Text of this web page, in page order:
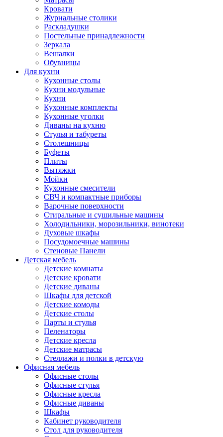
Кровати
Журнальные столики
Раскладушки
Постельные принадлежности
Зеркала
Вешалки
Обувницы
Для кухни
Кухонные столы
Кухни модульные
Кухни
Кухонные комплекты
Кухонные уголки
Диваны на кухню
Стулья и табуреты
Столешницы
Буфеты
Плиты
Вытяжки
Мойки
Кухонные смесители
СВЧ и компактные приборы
Варочные поверхности
Стиральные и сушильные машины
Холодильники, морозильники, винотеки
Духовые шкафы
Посудомоечные машины
Стеновые Панели
Детская мебель
Детские комнаты
Детские кровати
Детские диваны
Шкафы для детской
Детские комоды
Детские столы
Парты и стулья
Пеленаторы
Детские кресла
Детские матрасы
Стеллажи и полки в детскую
Офисная мебель
Офисные столы
Офисные стулья
Офисные кресла
Офисные диваны
Шкафы
Кабинет руководителя
Стол для руководителя